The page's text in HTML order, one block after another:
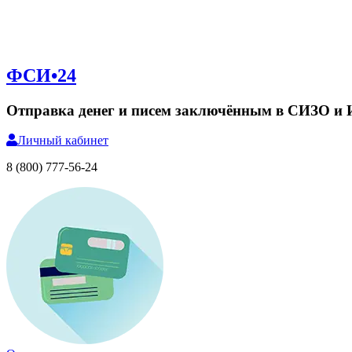
ФСИ•24
Отправка денег и писем заключённым в СИЗО и
Личный кабинет
8 (800) 777-56-24